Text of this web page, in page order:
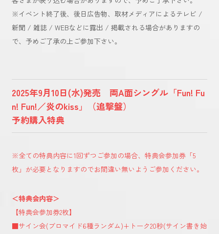
※イベント終了後、後日広告物、取材メディアによるテレビ /
新聞 / 雑誌 / WEBなどに露出 / 掲載される場合がありますの
で、予めご了承の上ご参加下さい。
2025年9月10日(水)発売 両A面シングル「Fun! Fu
n! Fun!／炎のkiss」（追撃盤）
予約購入特典
※全ての特典内容に1回ずつご参加の場合、特典会参加券「5
枚」が必要となりますのでお間違い無いようご参加ください。
＜特典会内容＞
【特典会参加券2枚】
■サイン会(ブロマイド6種ランダム)+トーク20秒(サイン書き始